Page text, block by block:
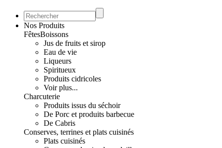
Nos Produits
FêtesBoissons
Jus de fruits et sirop
Eau de vie
Liqueurs
Spiritueux
Produits cidricoles
Voir plus...
Charcuterie
Produits issus du séchoir
De Porc et produits barbecue
De Cabris
Conserves, terrines et plats cuisinés
Plats cuisinés